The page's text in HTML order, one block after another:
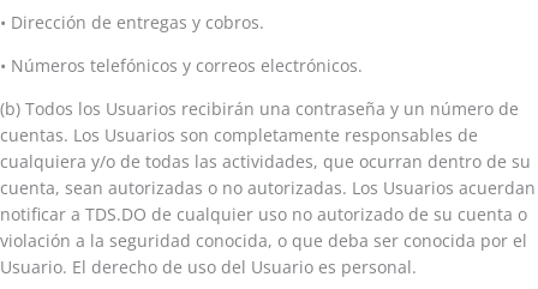
• Dirección de entregas y cobros.
• Números telefónicos y correos electrónicos.
(b) Todos los Usuarios recibirán una contraseña y un número de
cuentas. Los Usuarios son completamente responsables de
cualquiera y/o de todas las actividades, que ocurran dentro de su
cuenta, sean autorizadas o no autorizadas. Los Usuarios acuerdan
notificar a TDS.DO de cualquier uso no autorizado de su cuenta o
violación a la seguridad conocida, o que deba ser conocida por el
Usuario. El derecho de uso del Usuario es personal.